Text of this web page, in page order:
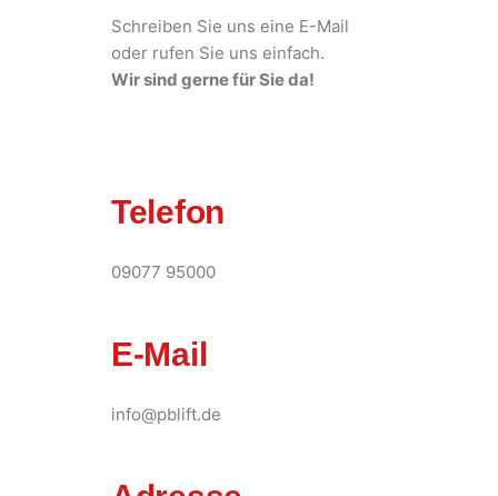
Schreiben Sie uns eine E-Mail
oder rufen Sie uns einfach.
Wir sind gerne für Sie da!
Telefon
09077 95000
E-Mail
info@pblift.de